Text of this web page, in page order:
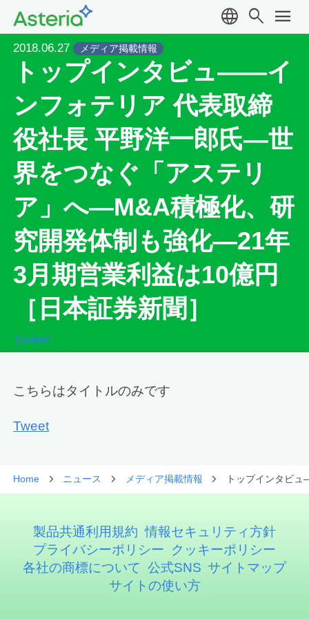
language search menu
2018.06.27 メディア掲載情報
トップインタビュ――イ
ンフォテリア 代表取締
役社長 平野洋一郎氏―世
界をつなぐ「アステリ
ア」へ―M&A積極化、研
究開発体制も強化―21年
3月期営業利益は10億円
［日本証券新聞］
Tweet
こちらはタイトルのみです
Tweet
Home ニュース メディア掲載情報 トップインタビ
製品共通利用規約 情報セキュリティ方針
プライバシーポリシー
クッキーポリシー
各社の商標について 公式SNS サイトマップ
サイトの使い方